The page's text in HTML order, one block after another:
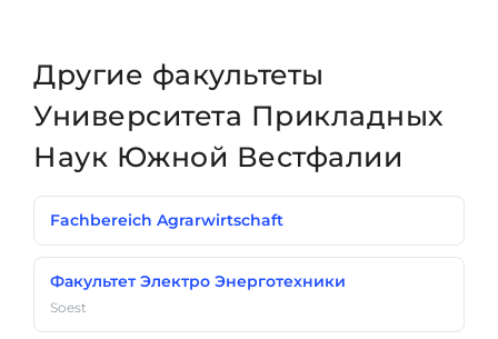
Другие факультеты
Университета Прикладных
Наук Южной Вестфалии
Fachbereich Agrarwirtschaft
Факультет Электро Энерготехники
Soest